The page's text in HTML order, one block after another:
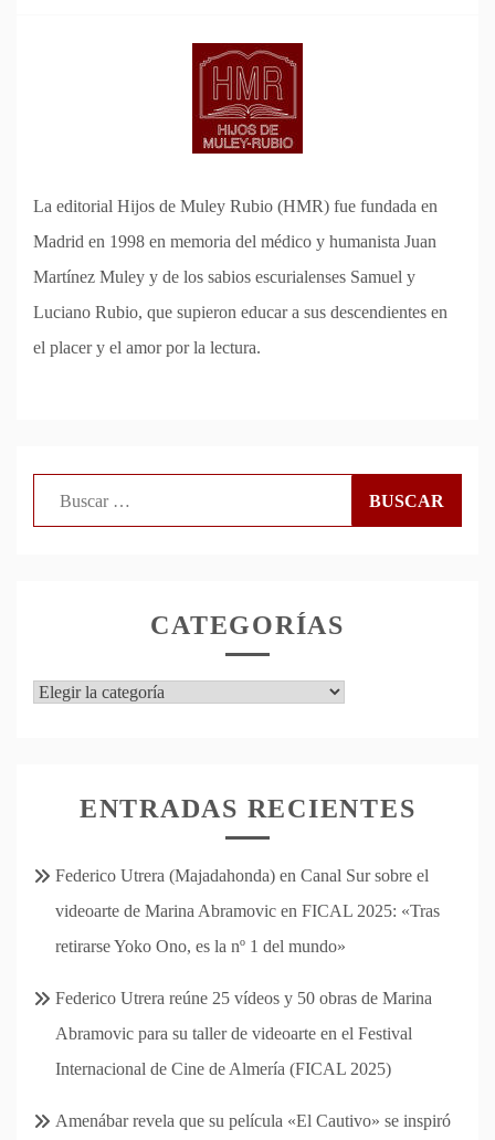
La editorial Hijos de Muley Rubio (HMR) fue fundada en
Madrid en 1998 en memoria del médico y humanista Juan
Martínez Muley y de los sabios escurialenses Samuel y
Luciano Rubio, que supieron educar a sus descendientes en
el placer y el amor por la lectura.
CATEGORÍAS
Categorías
ENTRADAS RECIENTES
Federico Utrera (Majadahonda) en Canal Sur sobre el
videoarte de Marina Abramovic en FICAL 2025: «Tras
retirarse Yoko Ono, es la nº 1 del mundo»
Federico Utrera reúne 25 vídeos y 50 obras de Marina
Abramovic para su taller de videoarte en el Festival
Internacional de Cine de Almería (FICAL 2025)
Amenábar revela que su película «El Cautivo» se inspiró